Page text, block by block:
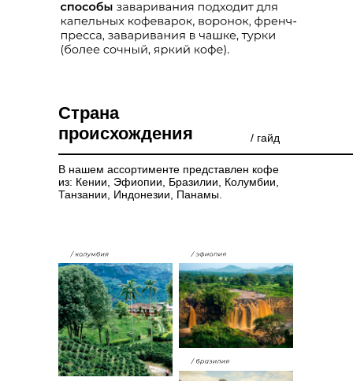
Страна
происхождения
В нашем ассортименте представлен кофе
из: Кении, Эфиопии, Бразилии, Колумбии,
Танзании, Индонезии, Панамы.
/ гайд